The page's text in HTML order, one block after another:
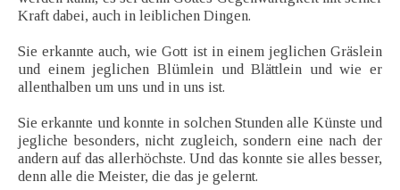
Kraft dabei, auch in leiblichen Dingen.
Sie erkannte auch, wie Gott ist in einem jeglichen Gräslein
und einem jeglichen Blümlein und Blättlein und wie er
allenthalben um uns und in uns ist.
Sie erkannte und konnte in solchen Stunden alle Künste und
jegliche besonders, nicht zugleich, sondern eine nach der
andern auf das allerhöchste. Und das konnte sie alles besser,
denn alle die Meister, die das je gelernt.